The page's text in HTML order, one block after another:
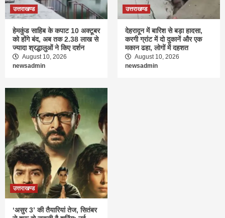
उत्तराखण्ड
हेमकुंड साहिब के कपाट 10 अक्टूबर
को होंगे बंद, अब तक 2.38 लाख से
ज्यादा श्रद्धालुओं ने किए दर्शन
August 10, 2026
newsadmin
उत्तराखण्ड
देहरादून में बारिश से बड़ा हादसा,
करगी ग्रांट में दो दुकानें और एक
मकान ढहा, लोगों में दहशत
August 10, 2026
newsadmin
उत्तराखण्ड
‘असुर 3’ की तैयारियां तेज, सितंबर